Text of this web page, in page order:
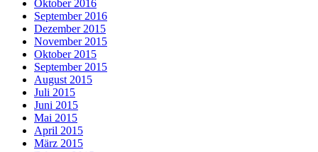
Oktober 2016
September 2016
Dezember 2015
November 2015
Oktober 2015
September 2015
August 2015
Juli 2015
Juni 2015
Mai 2015
April 2015
März 2015